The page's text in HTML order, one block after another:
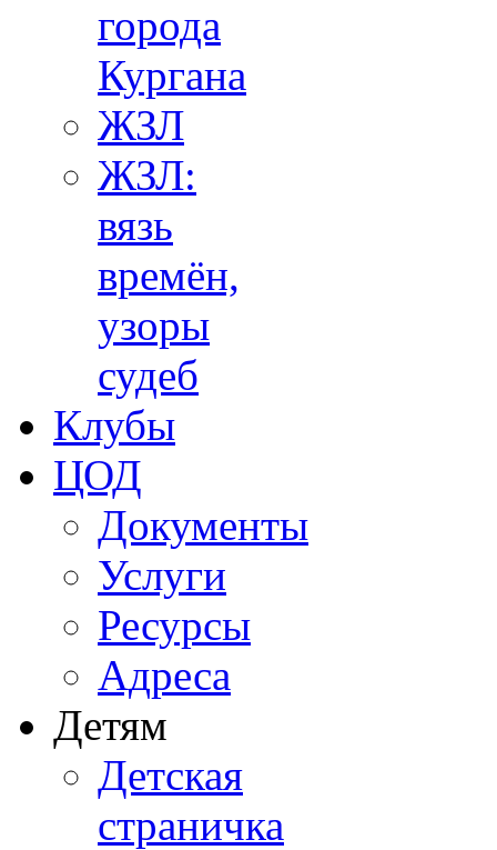
города
Кургана
ЖЗЛ
ЖЗЛ:
вязь
времён,
узоры
судеб
Клубы
ЦОД
Документы
Услуги
Ресурсы
Адреса
Детям
Детская
страничка